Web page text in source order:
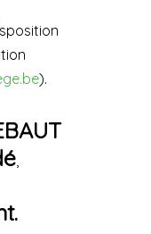
).
,